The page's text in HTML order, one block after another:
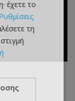
έχετε το
Ρυθμίσεις
τη